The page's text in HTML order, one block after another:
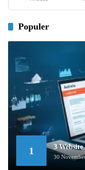
Populer
1 3
30